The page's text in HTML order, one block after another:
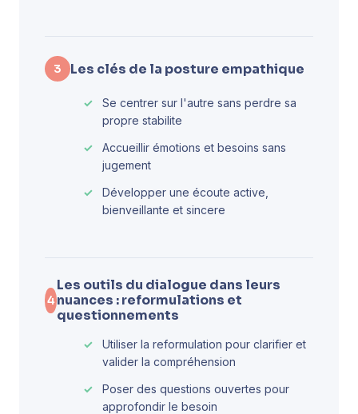
3 Les clés de la posture empathique
Se centrer sur l'autre sans perdre sa
propre stabilite
Accueillir émotions et besoins sans
jugement
Développer une écoute active,
bienveillante et sincere
4
Les outils du dialogue dans leurs
nuances : reformulations et
questionnements
Utiliser la reformulation pour clarifier et
valider la compréhension
Poser des questions ouvertes pour
approfondir le besoin